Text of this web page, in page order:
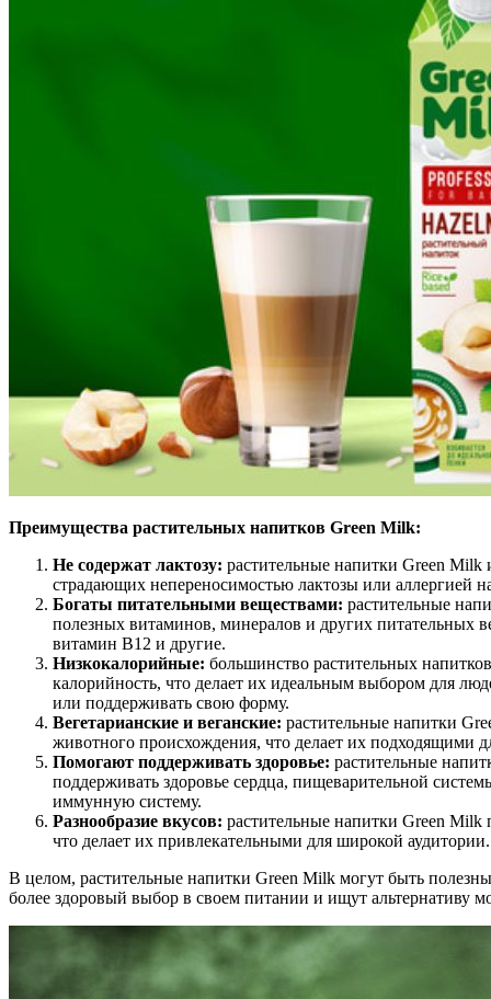
Преимущества растительных напитков Green Milk:
Не содержат лактозу: растительные напитки Green Milk
страдающих непереносимостью лактозы или аллергией
Богаты питательными веществами: растительные
полезных витаминов, минералов и других питательных
витамин В12 и другие.
Низкокалорийные: большинство растительных
калорийность, что делает их идеальным выбором для
или поддерживать свою форму.
Вегетарианские и веганские: растительные напитки
животного происхождения, что делает их подходящими
Помогают поддерживать здоровье: растительные
поддерживать здоровье сердца, пищеварительной
иммунную систему.
Разнообразие вкусов: растительные напитки Green Milk
что делает их привлекательными для широкой аудитории.
В целом, растительные напитки Green Milk могут быть
более здоровый выбор в своем питании и ищут альтернативу